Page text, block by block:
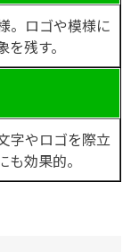
。ロゴや模様に
残す。
字やロゴを際立
効果的。